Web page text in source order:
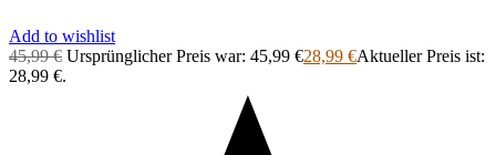
Add to wishlist
45,99€ Ursprünglicher Preis war: 45,99 €28,99 €Aktueller Preis ist:
28,99 €.